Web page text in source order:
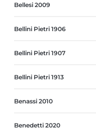
Bellesi 2009
Bellini Pietri 1906
Bellini Pietri 1907
Bellini Pietri 1913
Benassi 2010
Benedetti 2020